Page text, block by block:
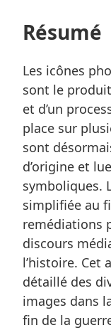
Résumé
Les icônes
sont le
et d’un
place sur
sont
d’origine et
symboliques.
simplifiée au
remédiations
discours
l’histoire. Cet
détaillé des
images dans
fin de la